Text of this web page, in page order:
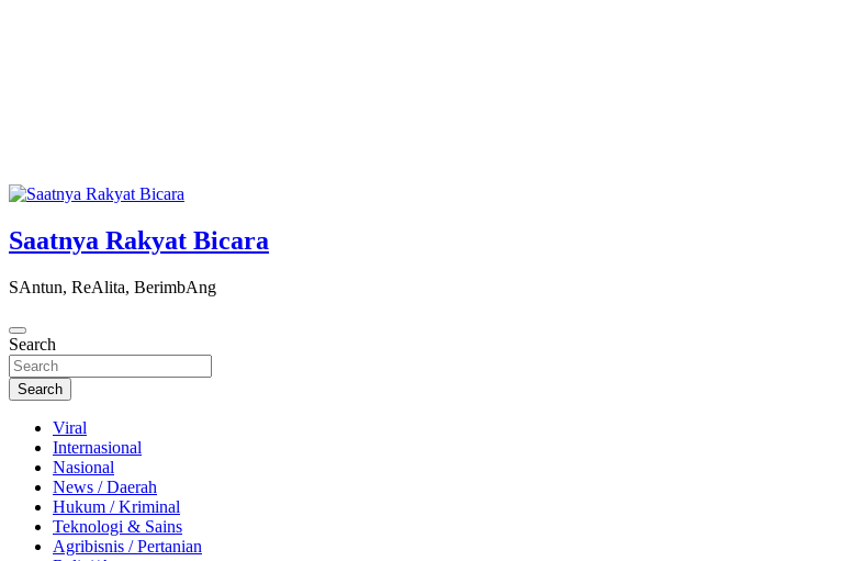
Saatnya Rakyat Bicara
SAntun, ReAlita, BerimbAng
Search
Search
Viral
Internasional
Nasional
News / Daerah
Hukum / Kriminal
Teknologi & Sains
Agribisnis / Pertanian